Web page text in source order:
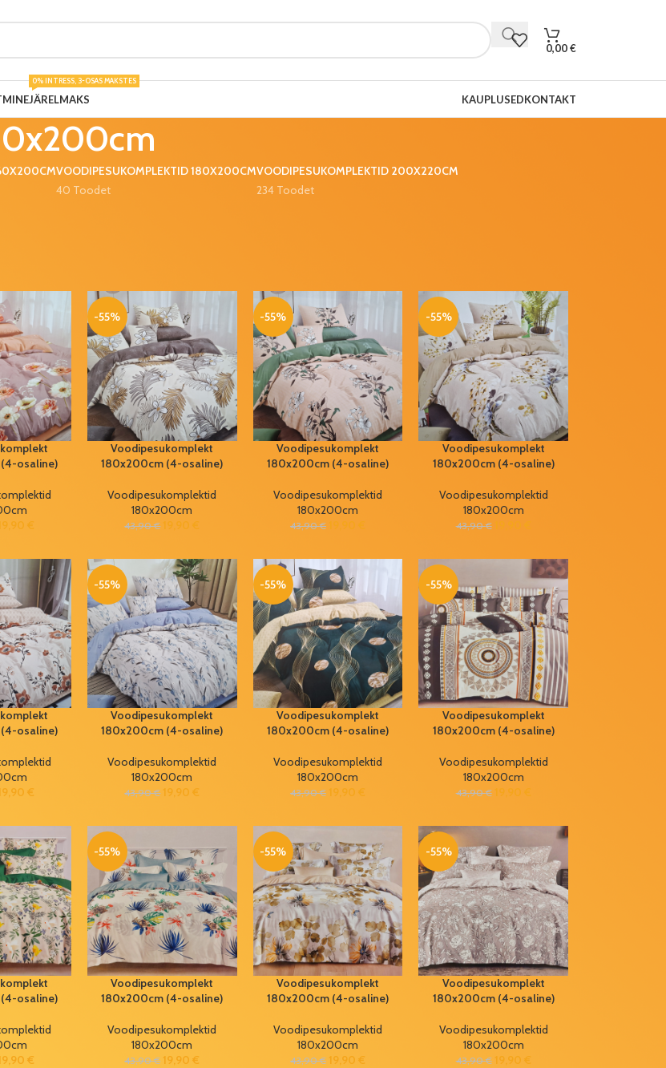
0,00€
JÄRELMAKS
0% INTRESS, 3-OSAS MAKSTES
KAUPLUSEDKONTAKT
VOODIPESUKOMPLEKTID 180X200CM
40 Toodet
VOODIPESUKOMPLEKTID 200X220CM
234 Toodet
osaline)
€
-55%
Voodipesukomplekt
180x200cm (4-osaline)
Voodipesukomplektid
180x200cm
43,90€ 19,90€
-55%
Voodipesukomplekt
180x200cm (4-osaline)
Voodipesukomplektid
180x200cm
43,90€ 19,90 €
-55%
Voodipesukomplekt
180x200cm (4-osaline)
Voodipesukomplektid
180x200cm
43,90€
osaline)
€
-55%
Voodipesukomplekt
180x200cm (4-osaline)
Voodipesukomplektid
180x200cm
43,90€ 19,90€
-55%
Voodipesukomplekt
180x200cm (4-osaline)
Voodipesukomplektid
180x200cm
43,90€ 19,90 €
-55%
Voodipesukomplekt
180x200cm (4-osaline)
Voodipesukomplektid
180x200cm
43,90€ 19,90 €
osaline)
€
-55%
Voodipesukomplekt
180x200cm (4-osaline)
Voodipesukomplektid
180x200cm
43,90€ 19,90€
-55%
Voodipesukomplekt
180x200cm (4-osaline)
Voodipesukomplektid
180x200cm
43,90€ 19,90 €
-55%
Voodipesukomplekt
180x200cm (4-osaline)
Voodipesukomplektid
180x200cm
43,90€ 19,90 €